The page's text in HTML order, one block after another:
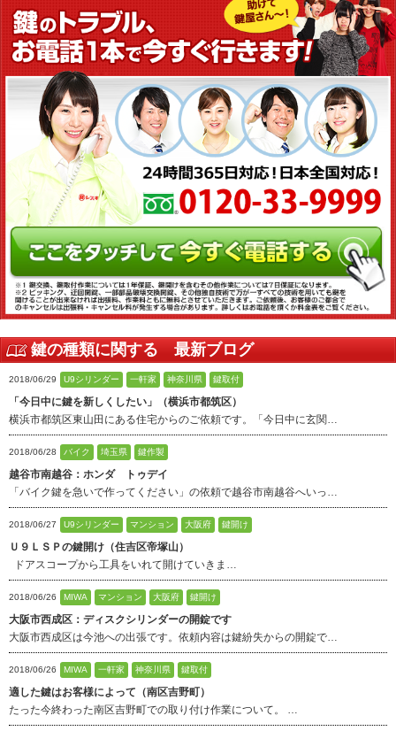
鍵の種類に関する 最新ブログ
2018/06/29 U9シリンダー 一軒家 神奈川県 鍵取付
「今日中に鍵を新しくしたい」（横浜市都筑区）
横浜市都筑区東山田にある住宅からのご依頼です。「今日中に玄関…
2018/06/28 バイク 埼玉県 鍵作製
越谷市南越谷：ホンダ トゥデイ
「バイク鍵を急いで作ってください」の依頼で越谷市南越谷へいっ…
2018/06/27 U9シリンダー マンション 大阪府 鍵開け
Ｕ９ＬＳＰの鍵開け（住吉区帝塚山）
ドアスコープから工具をいれて開けていきま…
2018/06/26 MIWA マンション 大阪府 鍵開け
大阪市西成区：ディスクシリンダーの開錠です
大阪市西成区は今池への出張です。依頼内容は鍵紛失からの開錠で…
2018/06/26 MIWA 一軒家 神奈川県 鍵取付
適した鍵はお客様によって（南区吉野町）
たった今終わった南区吉野町での取り付け作業について。 …